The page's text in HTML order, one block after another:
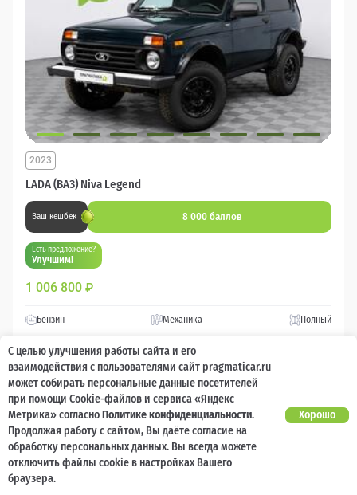
LADA (ВАЗ) Niva Legend
2023
Ваш кешбек 8 000 баллов
Есть предложение?
Улучшим!
1 006 800 ₽
Бензин Механика Полный
Сравнить
Подробнее
Перезвоним за минуту
С целью улучшения работы сайта и его
взаимодействия с пользователями сайт pragmaticar.ru
может собирать персональные данные посетителей
при помощи Cookie-файлов и сервиса «Яндекс
Метрика» согласноПолитике конфиденциальности.
Продолжая работу с сайтом, Вы даёте согласие на
обработку персональных данных. Вы всегда можете
отключить файлы cookie в настройках Вашего
браузера.
Хорошо